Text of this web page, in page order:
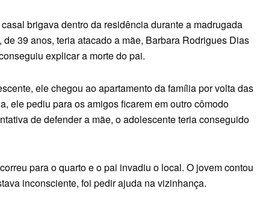
brigava dentro da residência durante a madrugada
39 anos, teria atacado a mãe, Barbara Rodrigues Dias
explicar a morte do pai.
ele chegou ao apartamento da família por volta das
ele pediu para os amigos ficarem em outro cômodo
de defender a mãe, o adolescente teria conseguido
para o quarto e o pai invadiu o local. O jovem contou
inconsciente, foi pedir ajuda na vizinhança.